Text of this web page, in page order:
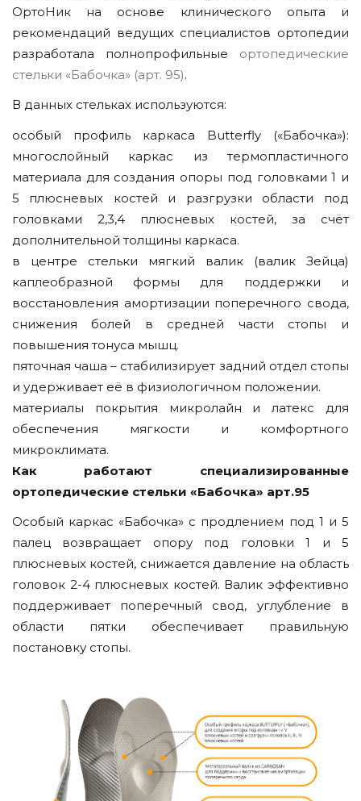
ОртоНик на основе клинического опыта и
рекомендаций ведущих специалистов ортопедии
разработала полнопрофильные ортопедические
стельки «Бабочка» (арт. 95).
В данных стельках используются:
особый профиль каркаса Butterfly («Бабочка»):
многослойный каркас из термопластичного
материала для создания опоры под головками 1 и
5 плюсневых костей и разгрузки области под
головками 2,3,4 плюсневых костей, за счёт
дополнительной толщины каркаса.
в центре стельки мягкий валик (валик Зейца)
каплеобразной формы для поддержки и
восстановления амортизации поперечного свода,
снижения болей в средней части стопы и
повышения тонуса мышц.
пяточная чаша – стабилизирует задний отдел стопы
и удерживает её в физиологичном положении.
материалы покрытия микролайн и латекс для
обеспечения мягкости и комфортного
микроклимата.
Как работают специализированные
ортопедические стельки «Бабочка» арт.95
Особый каркас «Бабочка» с продлением под 1 и 5
палец возвращает опору под головки 1 и 5
плюсневых костей, снижается давление на область
головок 2-4 плюсневых костей. Валик эффективно
поддерживает поперечный свод, углубление в
области пятки обеспечивает правильную
постановку стопы.